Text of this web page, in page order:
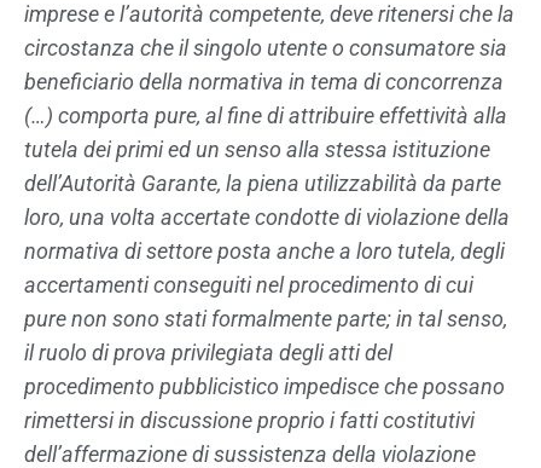
imprese e l’autorità competente, deve ritenersi che la
circostanza che il singolo utente o consumatore sia
beneficiario della normativa in tema di concorrenza
(…) comporta pure, al fine di attribuire effettività alla
tutela dei primi ed un senso alla stessa istituzione
dell’Autorità Garante, la piena utilizzabilità da parte
loro, una volta accertate condotte di violazione della
normativa di settore posta anche a loro tutela, degli
accertamenti conseguiti nel procedimento di cui
pure non sono stati formalmente parte; in tal senso,
il ruolo di prova privilegiata degli atti del
procedimento pubblicistico impedisce che possano
rimettersi in discussione proprio i fatti costitutivi
dell’affermazione di sussistenza della violazione